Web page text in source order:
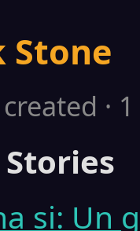
Stone
·
si: Un